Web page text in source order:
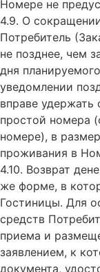
Номере не
4.9. О
Потребитель
не позднее, чем
дня
уведомлении
вправе удержать
простой номера
номере), в
проживания в
4.10. Возврат
же форме, в
Гостиницы. Для
средств
приема и
заявлением, к
документа,